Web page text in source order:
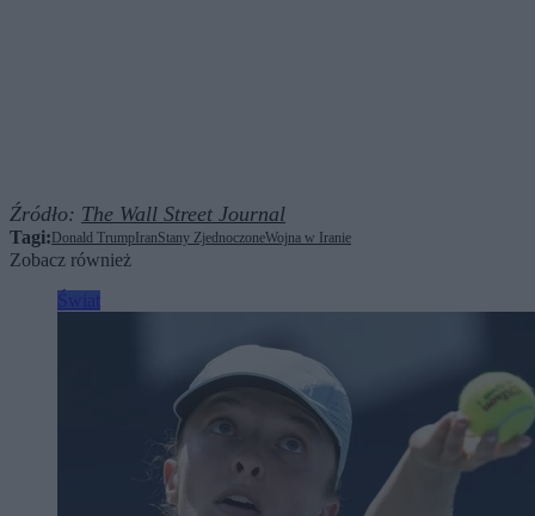
Źródło: The Wall Street Journal
Tagi: Donald Trump IranStany ZjednoczoneWojna w Iranie
Zobacz również